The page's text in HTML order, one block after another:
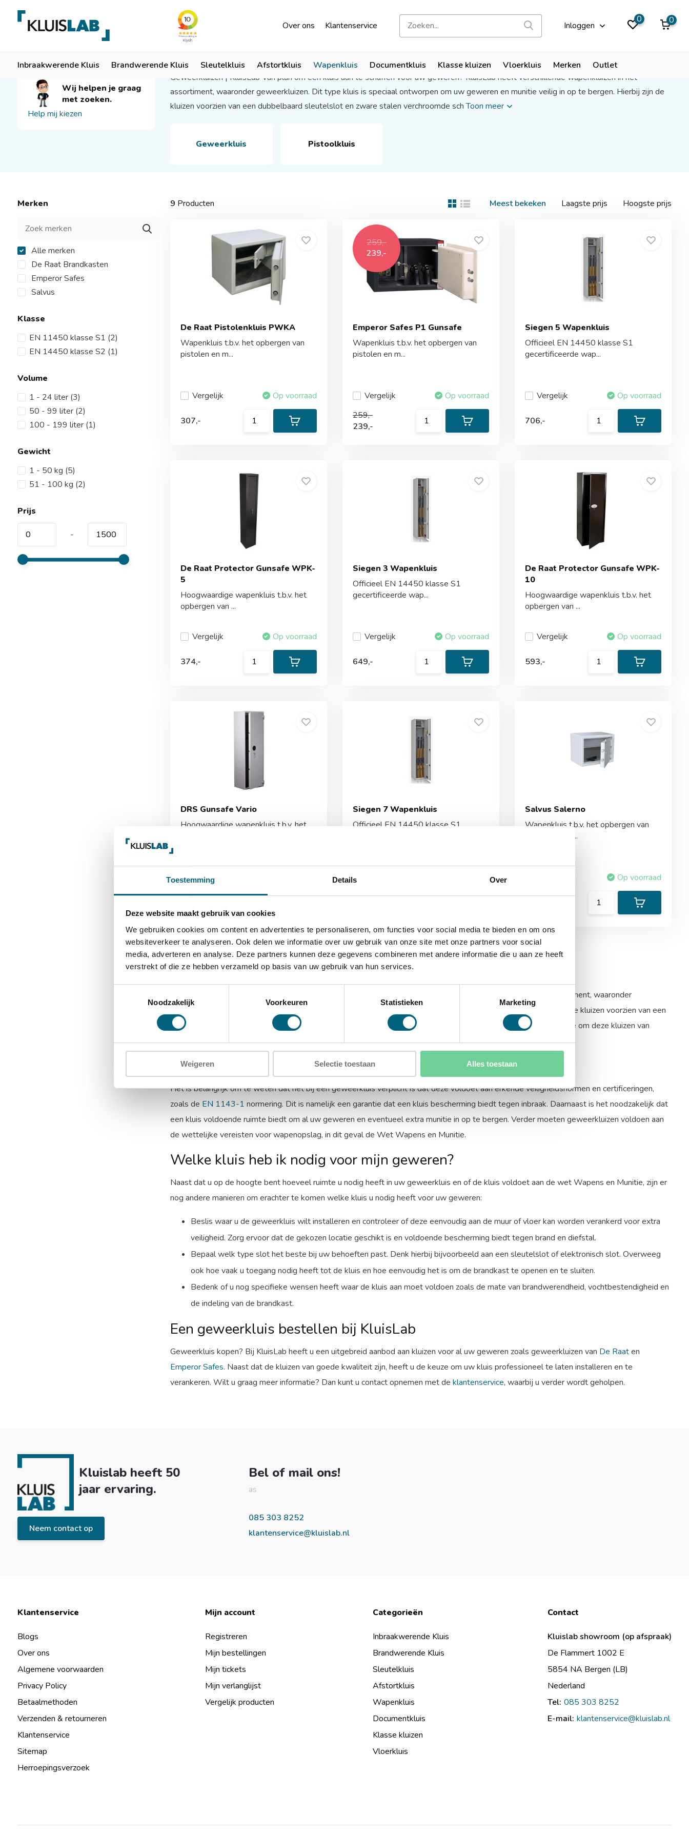
Toestemming Details Over
Deze website maakt gebruik van cookies
We gebruiken cookies om content en advertenties te personaliseren, om functies voor social media te bieden en om ons
websiteverkeer te analyseren. Ook delen we informatie over uw gebruik van onze site met onze partners voor social
media, adverteren en analyse. Deze partners kunnen deze gegevens combineren met andere informatie die u aan ze heeft
verstrekt of die ze hebben verzameld op basis van uw gebruik van hun services.
Noodzakelijk
Voorkeuren Statistieken Marketing
Weigeren Selectie toestaan Alles toestaan
Over ons Klantenservice Inloggen
0 0
Inbraakwerende Kluis Brandwerende Kluis Sleutelkluis Afstortkluis Wapenkluis Documentkluis Klasse kluizen Vloerkluis Merken Outlet
Ruim 50 jaar ervaring Bezoek onze showroom 9,9
Wij helpen je graag
met zoeken.
Help mij kiezen
Geweerkluizen | KluisLab Van plan om een kluis aan te schaffen voor uw geweren? KluisLab heeft verschillende wapenkluizen in het
assortiment, waaronder geweerkluizen. Dit type kluis is speciaal ontworpen om uw geweren en munitie veilig in op te bergen. Hierbij zijn de
kluizen voorzien van een dubbelbaard sleutelslot en zware stalen verchroomde schToon meer
Geweerkluis Pistoolkluis
Merken
Alle merken
De Raat Brandkasten
Emperor Safes
Salvus
Klasse
EN 11450 klasse S1 (2)
EN 14450 klasse S2 (1)
Volume
1 - 24 liter (3)
50 - 99 liter (2)
100 - 199 liter (1)
Gewicht
1 - 50 kg (5)
51 - 100 kg (2)
Prijs
-
9 Producten Meest bekeken Laagste prijs Hoogste prijs
De Raat Pistolenkluis PWKA
Wapenkluis t.b.v. het opbergen van
pistolen en m...
Vergelijk Op voorraad
307,-
259,-
239,-
Emperor Safes P1 Gunsafe
Wapenkluis t.b.v. het opbergen van
pistolen en m...
Vergelijk
Op voorraad
259,-
239,-
Siegen 5 Wapenkluis
Officieel EN 14450 klasse S1
gecertificeerde wap...
Vergelijk Op voorraad
706,-
De Raat Protector Gunsafe WPK-
5
Hoogwaardige wapenkluis t.b.v. het
opbergen van ...
Vergelijk Op voorraad
374,-
Siegen 3 Wapenkluis
Officieel EN 14450 klasse S1
gecertificeerde wap...
Vergelijk Op voorraad
649,-
De Raat Protector Gunsafe WPK-
10
Hoogwaardige wapenkluis t.b.v. het
opbergen van ...
Vergelijk Op voorraad
593,-
DRS Gunsafe Vario
Hoogwaardige wapenkluis t.b.v. het
Vergelijk
Siegen 7 Wapenkluis
Officieel EN 14450 klasse S1
Salvus Salerno
Wapenkluis t.b.v. het opbergen van
pistolen en m...
Op voorraad
Geweerkluizen | KluisLab
in het assortiment, waaronder
geweerkluizen. Dit type kluis is speciaal ontworpen om uw geweren en munitie veilig in op te bergen. Hierbij zijn de kluizen voorzien van een
dubbelbaard sleutelslot en zware stalen verchroomde schoten die zorgen voor extra beveiliging. Heeft u interesse om deze kluizen van
dichtbij te bekijken? Kom dan langs in onze showroom.
De vereisten van een geweerkluis
Het is belangrijk om te weten dat het bij een geweerkluis verplicht is dat deze voldoet aan erkende veiligheidsnormen en certificeringen,
zoals de EN 1143-1 normering. Dit is namelijk een garantie dat een kluis bescherming biedt tegen inbraak. Daarnaast is het noodzakelijk dat
een kluis voldoende ruimte biedt om al uw geweren en eventueel extra munitie in op te bergen. Verder moeten geweerkluizen voldoen aan
de wettelijke vereisten voor wapenopslag, in dit geval de Wet Wapens en Munitie.
Welke kluis heb ik nodig voor mijn geweren?
Naast dat u op de hoogte bent hoeveel ruimte u nodig heeft in uw geweerkluis en of de kluis voldoet aan de wet Wapens en Munitie, zijn er
nog andere manieren om erachter te komen welke kluis u nodig heeft voor uw geweren:
Beslis waar u de geweerkluis wilt installeren en controleer of deze eenvoudig aan de muur of vloer kan worden verankerd voor extra
veiligheid. Zorg ervoor dat de gekozen locatie geschikt is en voldoende bescherming biedt tegen brand en diefstal.
Bepaal welk type slot het beste bij uw behoeften past. Denk hierbij bijvoorbeeld aan een sleutelslot of elektronisch slot. Overweeg
ook hoe vaak u toegang nodig heeft tot de kluis en hoe eenvoudig het is om de brandkast te openen en te sluiten.
Bedenk of u nog specifieke wensen heeft waar de kluis aan moet voldoen zoals de mate van brandwerendheid, vochtbestendigheid en
de indeling van de brandkast.
Een geweerkluis bestellen bij KluisLab
Geweerkluis kopen? Bij KluisLab heeft u een uitgebreid aanbod aan kluizen voor al uw geweren zoals geweerkluizen van De Raaten
Emperor Safes. Naast dat de kluizen van goede kwaliteit zijn, heeft u de keuze om uw kluis professioneel te laten installeren en te
verankeren. Wilt u graag meer informatie? Dan kunt u contact opnemen met de klantenservice, waarbij u verder wordt geholpen.
Kluislab heeft 50
jaar ervaring.
Neem contact op
Bel of mail ons!
as
085 303 8252
klantenservice@kluislab.nl
Klantenservice
Blogs
Over ons
Algemene voorwaarden
Privacy Policy
Betaalmethoden
Verzenden & retourneren
Klantenservice
Sitemap
Herroepingsverzoek
Mijn account
Registreren
Mijn bestellingen
Mijn tickets
Mijn verlanglijst
Vergelijk producten
Categorieën
Inbraakwerende Kluis
Brandwerende Kluis
Sleutelkluis
Afstortkluis
Wapenkluis
Documentkluis
Klasse kluizen
Vloerkluis
Contact
Kluislab showroom (op afspraak)
De Flammert 1002 E
5854 NA Bergen (LB)
Nederland
Tel: 085 303 8252
E-mail: klantenservice@kluislab.nl